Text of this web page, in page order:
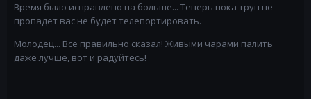
Время было исправлено на больше... Теперь пока труп не
пропадет вас не будет телепортировать.
Молодец... Все правильно сказал! Живыми чарами палить
даже лучше, вот и радуйтесь!